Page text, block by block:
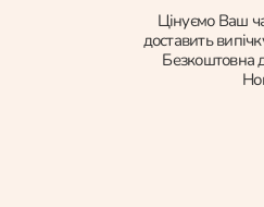
Цінуємо Ваш
доставить
Безкоштовна